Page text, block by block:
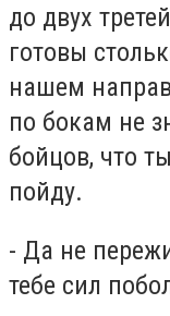
до двух
готовы
нашем
по бокам не
бойцов, что
пойду.
- Да не
тебе сил